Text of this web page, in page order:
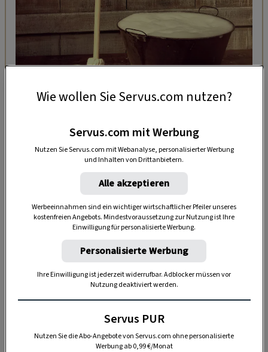
WOHNEN
Bodenbelag reinigen und pflegen
Anzeige
Wie wollen Sie Servus.com nutzen?
Servus.com mit Werbung
Nutzen Sie Servus.com mit Webanalyse, personalisierter Werbung
und Inhalten von Drittanbietern.
Alle akzeptieren
Werbeeinnahmen sind ein wichtiger wirtschaftlicher Pfeiler unseres
kostenfreien Angebots. Mindestvoraussetzung zur Nutzung ist Ihre
Einwilligung für personalisierte Werbung.
Personalisierte Werbung
Ihre Einwilligung ist jederzeit widerrufbar. Adblocker müssen vor
Nutzung deaktiviert werden.
Servus PUR
Nutzen Sie die Abo-Angebote von Servus.com ohne personalisierte
Werbung ab 0,99 €/Monat